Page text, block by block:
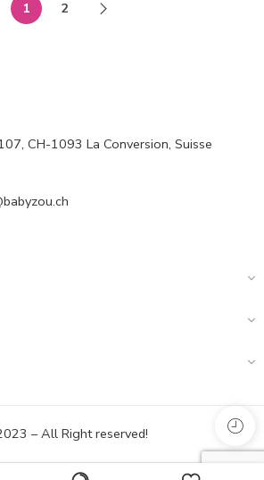
1 2
CH-1093 La Conversion, Suisse
– All Right reserved!